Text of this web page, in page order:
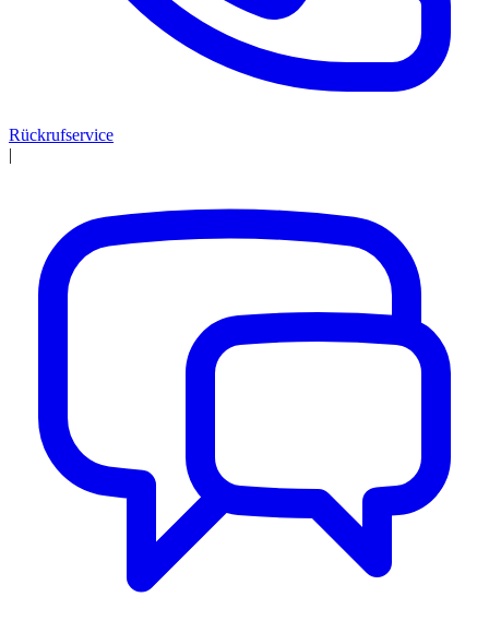
Rückrufservice
|